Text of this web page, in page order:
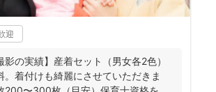
迎
影の実績】産着セット（男女各2色）
。着付けも綺麗にさせていただきま